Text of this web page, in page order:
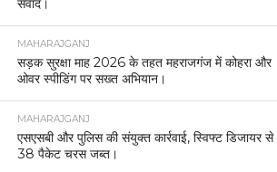
सेवानिवृत्ति सम्मान समारोह में मुख्य आरक्षी गौरी शंकर राम को
किया गया सम्मानित
MAHARAJGANJ
महराजगंज: संविधान दिवस पर पुलिस अधीक्षक ने दिलाई
संवैधानिक शपथ
MAHARAJGANJ
महराजगंज में पुलिस मुठभेड़, दो वाहन चोर गिरफ्तार।